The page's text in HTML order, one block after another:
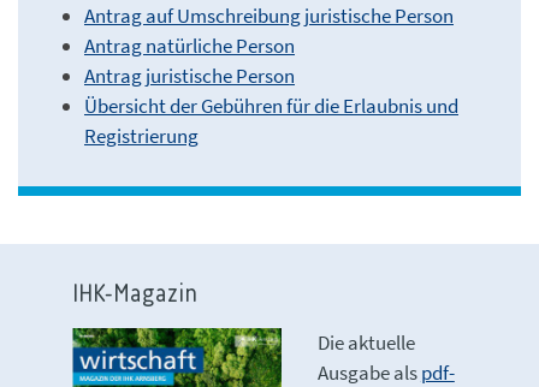
Antrag auf Umschreibung juristische Person
Antrag natürliche Person
Antrag juristische Person
Übersicht der Gebühren für die Erlaubnis und
Registrierung
IHK-Magazin
Die aktuelle
Ausgabe alspdf-